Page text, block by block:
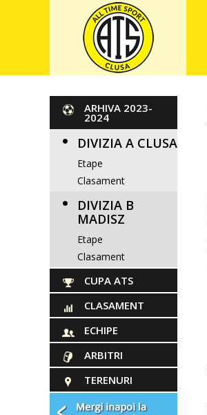
ARHIVA 2023-
2024
DIVIZIA A CLUSA
Etape
Clasament
DIVIZIA B
MADISZ
Etape
Clasament
CUPA ATS
CLASAMENT
ECHIPE
ARBITRI
TERENURI